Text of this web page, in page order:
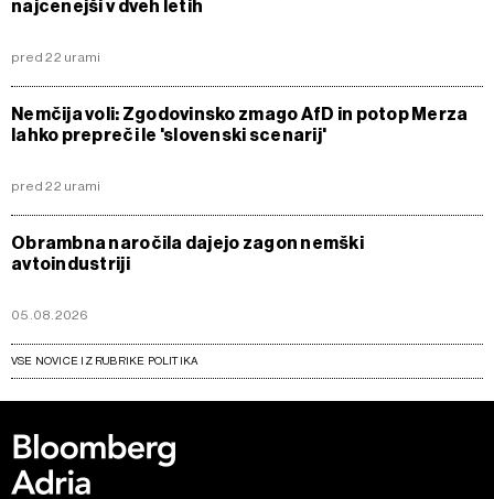
najcenejši v dveh letih
pred 22 urami
Nemčija voli: Zgodovinsko zmago AfD in potop Merza
lahko prepreči le 'slovenski scenarij'
pred 22 urami
Obrambna naročila dajejo zagon nemški
avtoindustriji
05.08.2026
VSE NOVICE IZ RUBRIKE POLITIKA